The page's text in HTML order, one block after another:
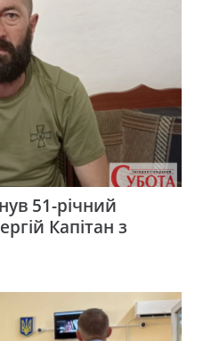
51-річний
Капітан з